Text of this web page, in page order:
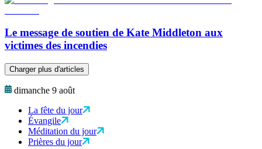
Le message de soutien de Kate Middleton aux
victimes des incendies
Charger plus d'articles
dimanche 9 août
La fête du jour
Évangile
Méditation du jour
Prières du jour